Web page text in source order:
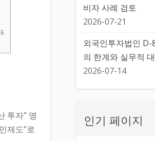
.
투자” 명
제도”로
비자 사례 검토
2026-07-21
외국인투자법인 D-
의 한계와 실무적
2026-07-14
인기 페이지